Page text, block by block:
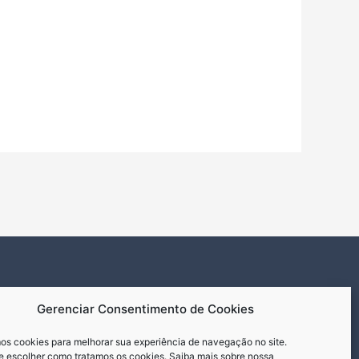
Gerenciar Consentimento de Cookies
cookies para melhorar sua experiência de navegação no site.
escolher como tratamos os cookies. Saiba mais sobre nossa